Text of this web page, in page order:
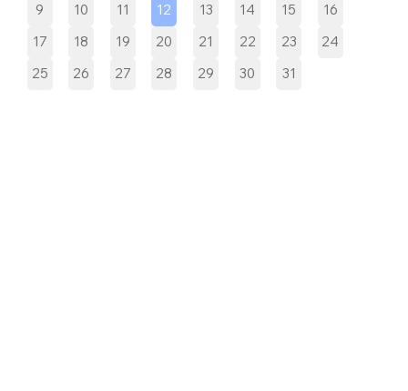
9
10 11 12 13 14 15
16
17
18 19 20 21 22 23
24
25
26 27 28 29 30 31